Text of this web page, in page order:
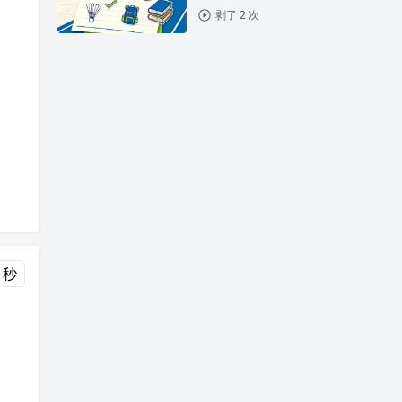
剥了 2 次